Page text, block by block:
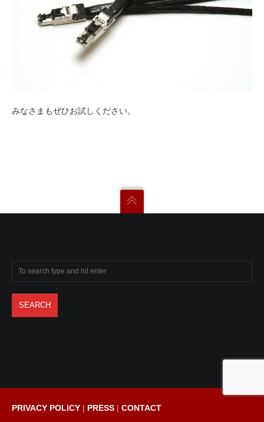
みなさまもぜひお試しください。
PRIVACY POLICY | PRESS | CONTACT